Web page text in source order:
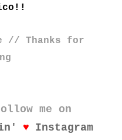
// Thanks for
me on
♥ Instagram